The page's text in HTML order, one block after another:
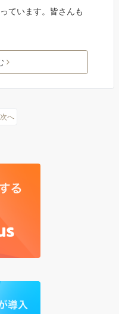
ています。皆さんも
次へ